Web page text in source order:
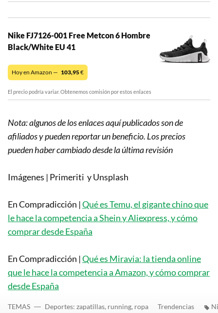
Nike FJ7126-001 Free Metcon 6 Hombre
Black/White EU 41
Hoy en Amazon — 103,95€
El precio podría variar. Obtenemos comisión por estos enlaces
Nota: algunos de los enlaces aquí publicados son de
afiliados y pueden reportar un beneficio. Los precios
pueden haber cambiado desde la última revisión
Imágenes | Primeriti y Unsplash
En Compradicción |Qué es Temu, el gigante chino que
le hace la competencia a Shein y Aliexpress, y cómo
comprar desde España
En Compradicción |Qué es Miravia: la tienda online
que le hace la competencia a Amazon, y cómo comprar
desde España
TEMAS Deportes: zapatillas, running, ropa Trendencias